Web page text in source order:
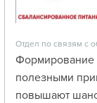
Отдел по связям с
Формирование
полезными
повышают